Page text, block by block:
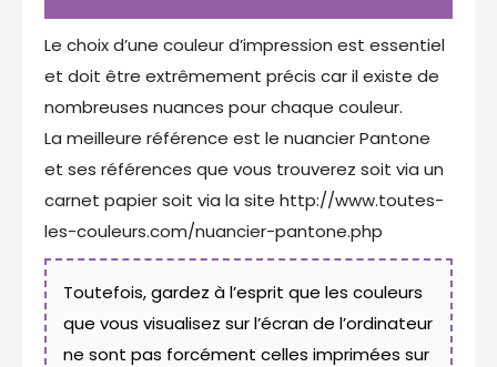
Le choix d’une couleur d’impression est essentiel
et doit être extrêmement précis car il existe de
nombreuses nuances pour chaque couleur.
La meilleure référence est le nuancier Pantone
et ses références que vous trouverez soit via un
carnet papier soit via la site http://www.toutes-
les-couleurs.com/nuancier-pantone.php
Toutefois, gardez à l’esprit que les couleurs
que vous visualisez sur l’écran de l’ordinateur
ne sont pas forcément celles imprimées sur